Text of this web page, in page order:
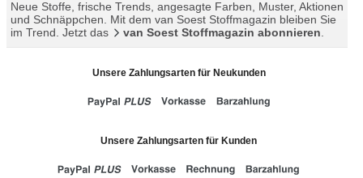
Neue Stoffe, frische Trends, angesagte Farben, Muster, Aktionen
und Schnäppchen. Mit dem van Soest Stoffmagazin bleiben Sie
im Trend. Jetzt das
van Soest Stoffmagazin abonnieren.
Unsere Zahlungsarten für Neukunden
Unsere Zahlungsarten für Kunden